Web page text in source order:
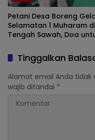
Petani Desa Boreng
Selamatan 1 Muharam di
Tengah Sawah, Doa
Tinggalkan
Alamat email Anda tidak
wajib ditandai *